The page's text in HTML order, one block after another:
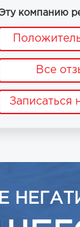
компанию
Все
Записаться